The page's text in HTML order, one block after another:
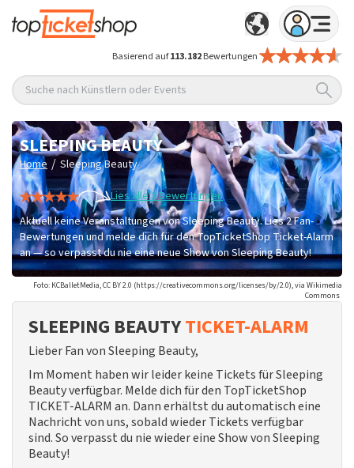
Basierend auf113.182Bewertungen
Suche nach Künstlern oder Events
SLEEPING BEAUTY
Home / Sleeping Beauty
Lies alle 2 Bewertungen
Aktuell keine Veranstaltungen von Sleeping Beauty. Lies 2 Fan-
Bewertungen und melde dich für den TopTicketShop Ticket-Alarm
an — so verpasst du nie eine neue Show von Sleeping Beauty!
Foto: KCBalletMedia, CC BY 2.0 (https://creativecommons.org/licenses/by/2.0), via Wikimedia
Commons
SLEEPING BEAUTYTICKET-ALARM
Lieber Fan von Sleeping Beauty,
Im Moment haben wir leider keine Tickets für Sleeping
Beauty verfügbar. Melde dich für den TopTicketShop
TICKET-ALARM an. Dann erhältst du automatisch eine
Nachricht von uns, sobald wieder Tickets verfügbar
sind. So verpasst du nie wieder eine Show von Sleeping
Beauty!